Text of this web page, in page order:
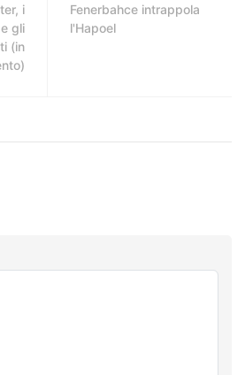
i
gli
(in
Fenerbahce intrappola
l'Hapoel